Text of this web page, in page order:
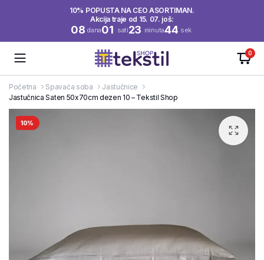
10% POPUSTA NA CEO ASORTIMAN.
Akcija traje od 15. 07. još:
08 dana01 sati23 minuta44 sek.
0
Početna Spavaća soba
Jastučnice
Jastučnica Saten 50x70cm dezen 10 – Tekstil Shop
10%